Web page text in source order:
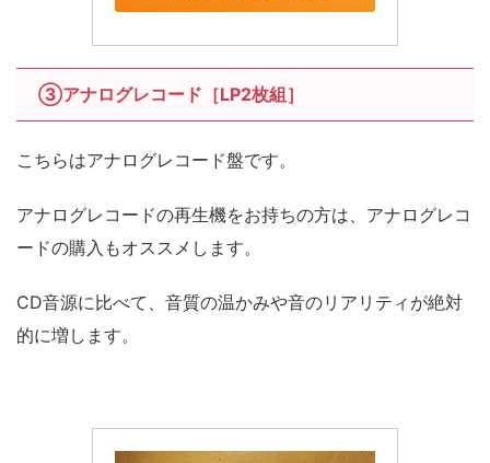
③アナログレコード［LP2枚組］
こちらはアナログレコード盤です。
アナログレコードの再生機をお持ちの方は、アナログレコ
ードの購入もオススメします。
CD音源に比べて、音質の温かみや音のリアリティが絶対
的に増します。